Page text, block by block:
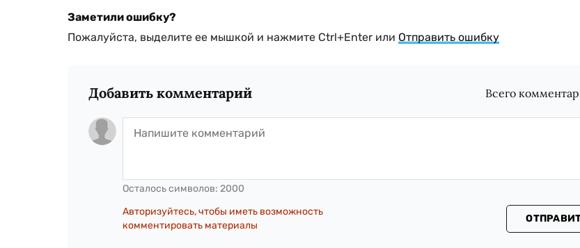
Заметили ошибку?
Пожалуйста, выделите ее мышкой и нажмите Ctrl+Enter или Отправить ошибку
Добавить комментарий Всего
Осталось символов: 2000
Авторизуйтесь, чтобы иметь возможность
комментировать материалы